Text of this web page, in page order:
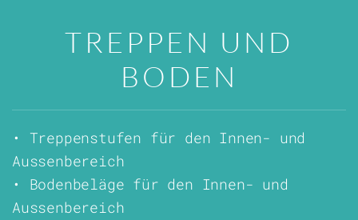
TREPPEN UND
BODEN
• Treppenstufen für den Innen- und
Aussenbereich
• Bodenbeläge für den Innen- und
Aussenbereich